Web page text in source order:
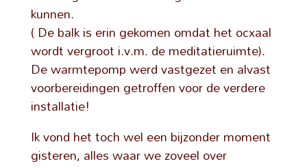
kunnen.
( De balk is erin gekomen omdat het ocxaal
wordt vergroot i.v.m. de meditatieruimte).
De warmtepomp werd vastgezet en alvast
voorbereidingen getroffen voor de verdere
installatie!
Ik vond het toch wel een bijzonder moment
gisteren, alles waar we zoveel over